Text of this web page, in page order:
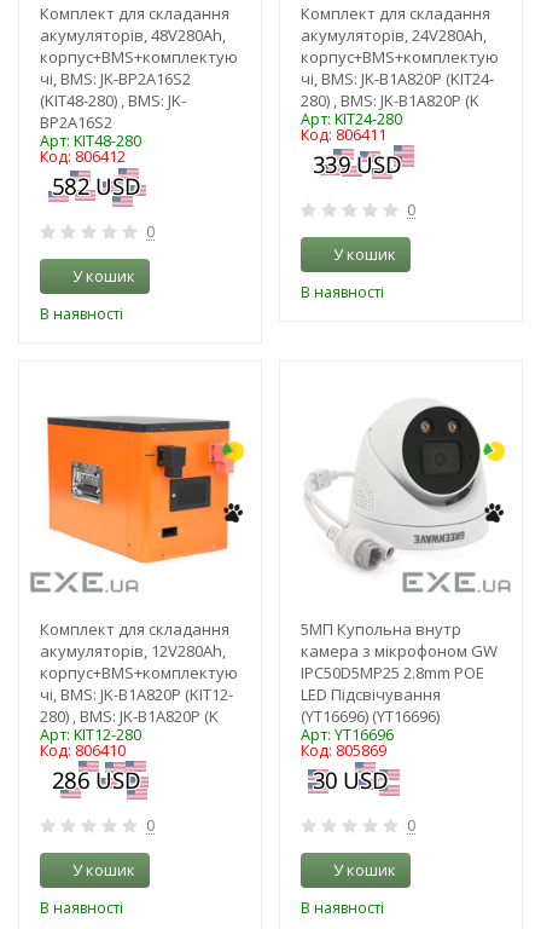
Комплект для складання
акумуляторів, 48V280Ah,
корпус+BMS+комплектую
чі, BMS: JK-BP2A16S2
(KIT48-280) , BMS: JK-
BP2A16S2
Арт: KIT48-280
Код: 806412
0
У кошик
В наявності
Комплект для складання
акумуляторів, 24V280Ah,
корпус+BMS+комплектую
чі, BMS: JK-B1A820P (KIT24-
280) , BMS: JK-B1A820P (K
Арт: KIT24-280
Код: 806411
0
У кошик
В наявності
Комплект для складання
акумуляторів, 12V280Ah,
корпус+BMS+комплектую
чі, BMS: JK-B1A820P (KIT12-
280) , BMS: JK-B1A820P (K
Арт: KIT12-280
Код: 806410
0
У кошик
В наявності
5MП Купольна внутр
камера з мікрофоном GW
IPC50D5MP25 2.8mm POE
LED Підсвічування
(YT16696) (YT16696)
Арт: YT16696
Код: 805869
0
У кошик
В наявності